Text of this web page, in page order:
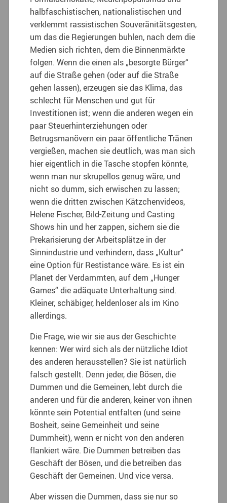
halbfaschistischen, nationalistischen und
verklemmt rassistischen Souveränitätsgesten,
um das die Regierungen buhlen, nach dem die
Medien sich richten, dem die Binnenmärkte
folgen. Wenn die einen als „besorgte Bürger“
auf die Straße gehen (oder auf die Straße
gehen lassen), erzeugen sie das Klima, das
schlecht für Menschen und gut für
Investitionen ist; wenn die anderen wegen ein
paar Steuerhinterziehungen oder
Betrugsmanövern ein paar öffentliche Tränen
vergießen, machen sie deutlich, was man sich
hier eigentlich in die Tasche stopfen könnte,
wenn man nur skrupellos genug wäre, und
nicht so dumm, sich erwischen zu lassen;
wenn die dritten zwischen Kätzchenvideos,
Helene Fischer, Bild-Zeitung und Casting
Shows hin und her zappen, sichern sie die
Prekarisierung der Arbeitsplätze in der
Sinnindustrie und verhindern, dass „Kultur“
eine Option für Restistance wäre. Es ist ein
Planet der Verdammten, auf dem „Hunger
Games“ die adäquate Unterhaltung sind.
Kleiner, schäbiger, heldenloser als im Kino
allerdings.
Die Frage, wie wir sie aus der Geschichte
kennen: Wer wird sich als der nützliche Idiot
des anderen herausstellen? Sie ist natürlich
falsch gestellt. Denn jeder, die Bösen, die
Dummen und die Gemeinen, lebt durch die
anderen und für die anderen, keiner von ihnen
könnte sein Potential entfalten (und seine
Bosheit, seine Gemeinheit und seine
Dummheit), wenn er nicht von den anderen
flankiert wäre. Die Dummen betreiben das
Geschäft der Bösen, und die betreiben das
Geschäft der Gemeinen. Und vice versa.
Aber wissen die Dummen, dass sie nur so